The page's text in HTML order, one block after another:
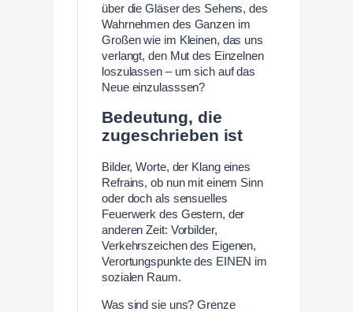
über die Gläser des Sehens, des
Wahrnehmen des Ganzen im
Großen wie im Kleinen, das uns
verlangt, den Mut des Einzelnen
loszulassen – um sich auf das
Neue einzulasssen?
Bedeutung, die
zugeschrieben ist
Bilder, Worte, der Klang eines
Refrains, ob nun mit einem Sinn
oder doch als sensuelles
Feuerwerk des Gestern, der
anderen Zeit: Vorbilder,
Verkehrszeichen des Eigenen,
Verortungspunkte des EINEN im
sozialen Raum.
Was sind sie uns? Grenze